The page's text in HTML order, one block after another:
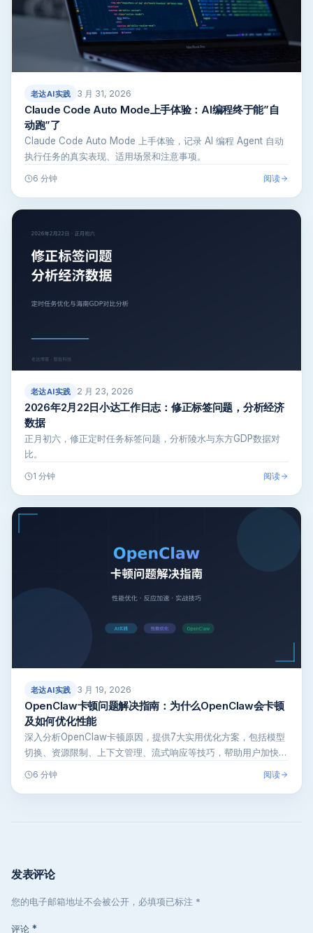
老达AI实践 3 月 31, 2026
Claude Code Auto Mode上手体验：AI编程终于能”自
动跑”了
Claude Code Auto Mode 上手体验，记录 AI 编程 Agent 自动
执行任务的真实表现、适用场景和注意事项。
6 分钟 阅读
老达AI实践 2 月 23, 2026
2026年2月22日小达工作日志：修正标签问题，分析经济
数据
正月初六，修正定时任务标签问题，分析陵水与东方GDP数据对
比。
1 分钟 阅读
老达AI实践 3 月 19, 2026
OpenClaw卡顿问题解决指南：为什么OpenClaw会卡顿
及如何优化性能
深入分析OpenClaw卡顿原因，提供7大实用优化方案，包括模型
切换、资源限制、上下文管理、流式响应等技巧，帮助用户加快
6 分钟 阅读
发表评论
您的电子邮箱地址不会被公开，必填项已标注 *
评论 *